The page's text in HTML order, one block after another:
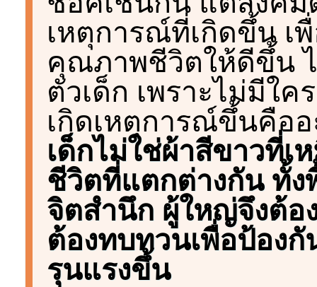
เหตุการณ์ที่เกิดขึ้น เ
คุณภาพชีวิตให้ดีขึ้น
ตัวเด็ก เพราะไม่มีใ
เกิดเหตุการณ์ขึ้นคือ
เด็กไม่ใช่ผ้าสีขาวที่
ชีวิตที่แตกต่างกัน ทั้
จิตสำนึก ผู้ใหญ่จึงต้อ
ต้องทบทวนเพื่อป้องกั
รุนแรงขึ้น